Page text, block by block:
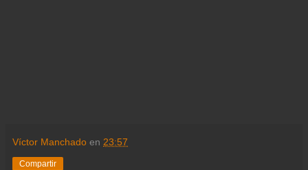
Víctor Manchado en 23:57
Compartir